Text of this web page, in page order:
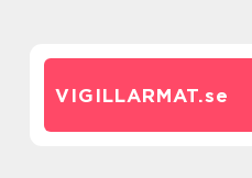
VIGILLARMAT.se